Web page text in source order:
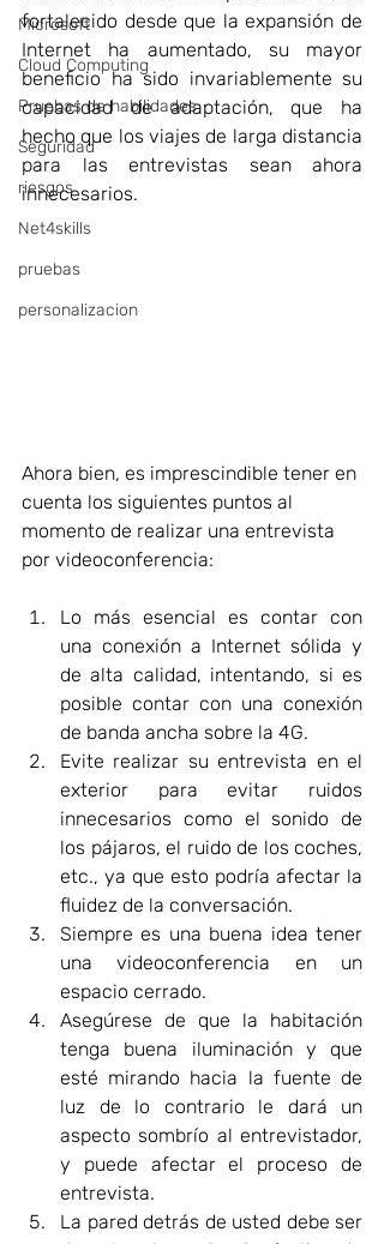
Microsoft
Cloud Computing
Pruebas de habilidades
Seguridad
riesgos
Net4skills
pruebas
personalizacion
fortalecido desde que la expansión de
Internet ha aumentado, su mayor
beneficio ha sido invariablemente su
capacidad de adaptación, que ha
hecho que los viajes de larga distancia
para las entrevistas sean ahora
innecesarios.
Ahora bien, es imprescindible tener en
cuenta los siguientes puntos al
momento de realizar una entrevista
por videoconferencia:
Lo más esencial es contar con
una conexión a Internet sólida y
de alta calidad, intentando, si es
posible contar con una conexión
de banda ancha sobre la 4G.
Evite realizar su entrevista en el
exterior para evitar ruidos
innecesarios como el sonido de
los pájaros, el ruido de los coches,
etc., ya que esto podría afectar la
fluidez de la conversación.
Siempre es una buena idea tener
una videoconferencia en un
espacio cerrado.
Asegúrese de que la habitación
tenga buena iluminación y que
esté mirando hacia la fuente de
luz de lo contrario le dará un
aspecto sombrío al entrevistador,
y puede afectar el proceso de
entrevista.
La pared detrás de usted debe ser